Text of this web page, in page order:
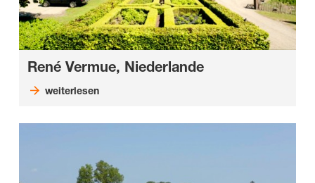
René Vermue, Niederlande
weiterlesen